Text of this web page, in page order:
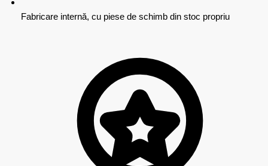
Fabricare internă, cu piese de schimb din stoc propriu